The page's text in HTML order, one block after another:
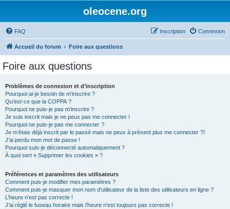
oleocene.org
FAQ Connexion
Inscription
Accueil du forum Foire aux questions
Foire aux questions
Problèmes de connexion et d’inscription
Pourquoi ai-je besoin de m’inscrire ?
Qu’est-ce que la COPPA ?
Pourquoi ne puis-je pas m’inscrire ?
Je suis inscrit mais je ne peux pas me connecter !
Pourquoi ne puis-je pas me connecter ?
Je m’étais déjà inscrit par le passé mais ne peux à présent plus me connecter ?!
J’ai perdu mon mot de passe !
Pourquoi suis-je déconnecté automatiquement ?
À quoi sert « Supprimer les cookies » ?
Préférences et paramètres des utilisateurs
Comment puis-je modifier mes paramètres ?
Comment puis-je masquer mon nom d’utilisateur de la liste des utilisateurs en ligne ?
L’heure n’est pas correcte !
J’ai réglé le fuseau horaire mais l’heure n’est toujours pas correcte !